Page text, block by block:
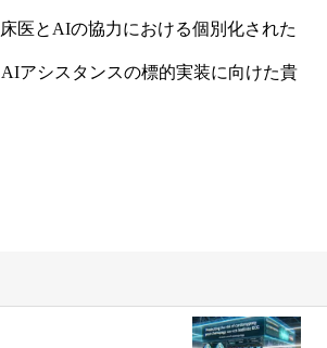
医とAIの協力における個別化された
アシスタンスの標的実装に向けた貴